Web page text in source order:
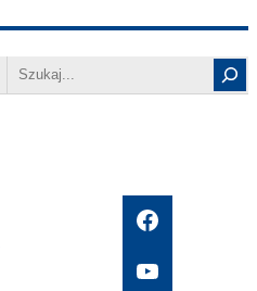
Search
Facebook
YouTube